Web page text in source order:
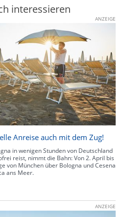
interessieren
ANZEIGE
Anreise auch mit dem Zug!
in wenigen Stunden von Deutschland
reist, nimmt die Bahn: Von 2. April bis
von München über Bologna und Cesena
ans Meer.
ANZEIGE